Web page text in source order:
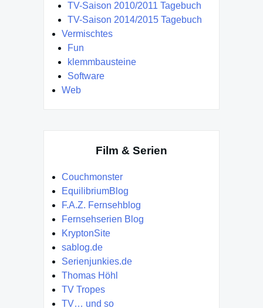
TV-Saison 2010/2011 Tagebuch
TV-Saison 2014/2015 Tagebuch
Vermischtes
Fun
klemmbausteine
Software
Web
Film & Serien
Couchmonster
EquilibriumBlog
F.A.Z. Fernsehblog
Fernsehserien Blog
KryptonSite
sablog.de
Serienjunkies.de
Thomas Höhl
TV Tropes
TV… und so